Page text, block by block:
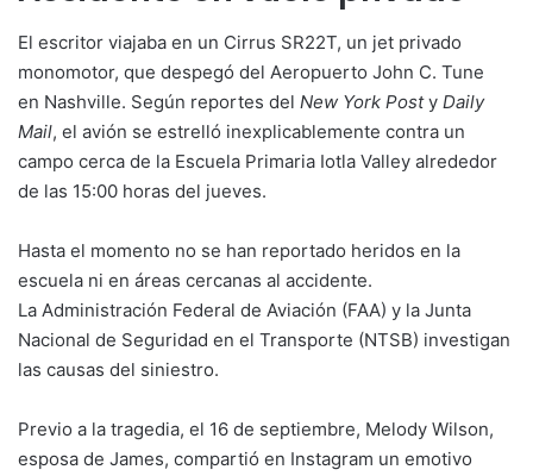
El escritor viajaba en un Cirrus SR22T, un jet privado
monomotor, que despegó del Aeropuerto John C. Tune
en Nashville. Según reportes del New York Posty Daily
Mail, el avión se estrelló inexplicablemente contra un
campo cerca de la Escuela Primaria Iotla Valley alrededor
de las 15:00 horas del jueves.
Hasta el momento no se han reportado heridos en la
escuela ni en áreas cercanas al accidente.
La Administración Federal de Aviación (FAA) y la Junta
Nacional de Seguridad en el Transporte (NTSB) investigan
las causas del siniestro.
Previo a la tragedia, el 16 de septiembre, Melody Wilson,
esposa de James, compartió en Instagram un emotivo